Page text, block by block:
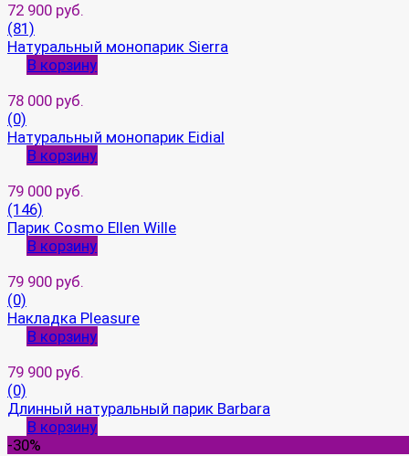
72 900 руб.
(81)
Натуральный монопарик Sierra
В корзину
78 000 руб.
(0)
Натуральный монопарик Eidial
В корзину
79 000 руб.
(146)
Парик Cosmo Ellen Wille
В корзину
79 900 руб.
(0)
Накладка Pleasure
В корзину
79 900 руб.
(0)
Длинный натуральный парик Barbara
В корзину
-30%